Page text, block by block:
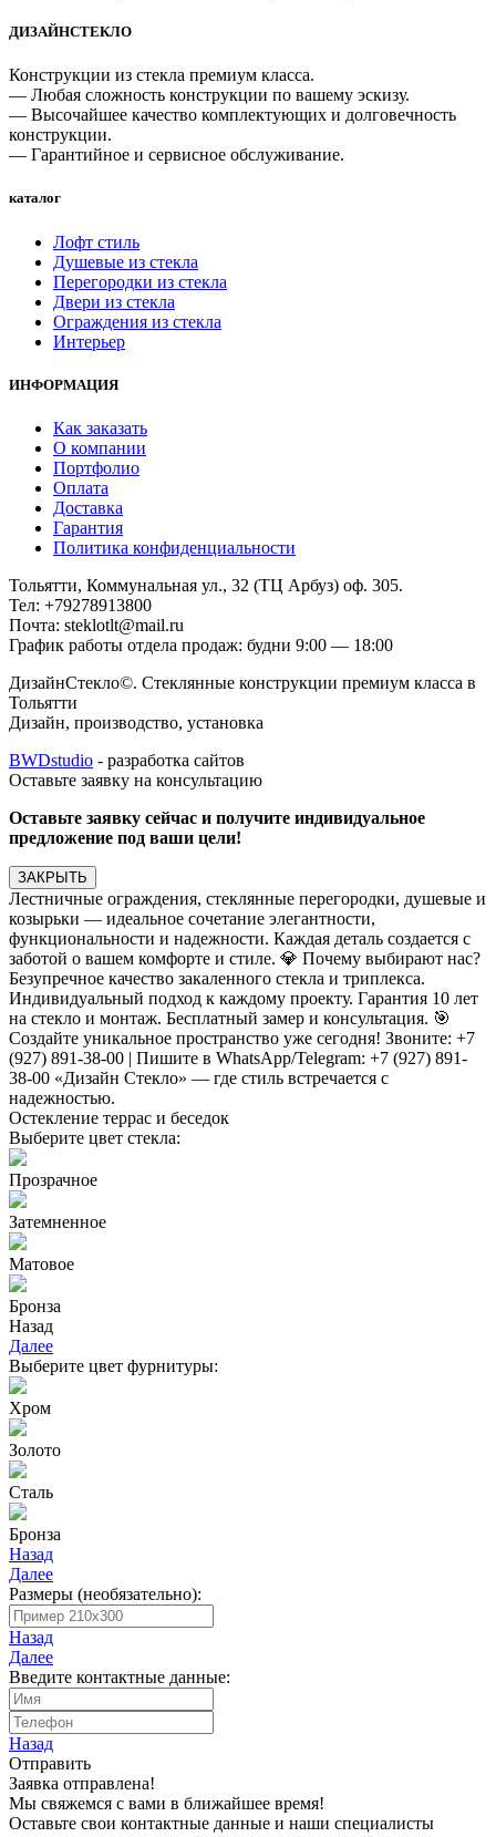
ДИЗАЙНСТЕКЛО
Конструкции из стекла премиум класса.
— Любая сложность конструкции по вашему эскизу.
— Высочайшее качество комплектующих и долговечность
конструкции.
— Гарантийное и сервисное обслуживание.
каталог
Лофт стиль
Душевые из стекла
Перегородки из стекла
Двери из стекла
Ограждения из стекла
Интерьер
ИНФОРМАЦИЯ
Как заказать
О компании
Портфолио
Оплата
Доставка
Гарантия
Политика конфиденциальности
Тольятти, Коммунальная ул., 32 (ТЦ Арбуз) оф. 305.
Тел: +79278913800
Почта: steklotlt@mail.ru
График работы отдела продаж: будни 9:00 — 18:00
ДизайнСтекло©. Стеклянные конструкции премиум класса в
Тольятти
Дизайн, производство, установка
BWDstudio - разработка сайтов
Оставьте заявку на консультацию
Оставьте заявку сейчас и получите индивидуальное
предложение под ваши цели!
ЗАКРЫТЬ
Лестничные ограждения, стеклянные перегородки, душевые и
козырьки — идеальное сочетание элегантности,
функциональности и надежности. Каждая деталь создается с
заботой о вашем комфорте и стиле. 💎 Почему выбирают нас?
Безупречное качество закаленного стекла и триплекса.
Индивидуальный подход к каждому проекту. Гарантия 10 лет
на стекло и монтаж. Бесплатный замер и консультация. 🎯
Создайте уникальное пространство уже сегодня! Звоните: +7
(927) 891-38-00 | Пишите в WhatsApp/Telegram: +7 (927) 891-
38-00 «Дизайн Стекло» — где стиль встречается с
надежностью.
Остекление террас и беседок
Выберите цвет стекла:
Прозрачное
Затемненное
Матовое
Бронза
Назад
Далее
Выберите цвет фурнитуры:
Хром
Золото
Сталь
Бронза
Назад
Далее
Размеры (необязательно):
Назад
Далее
Введите контактные данные:
Назад
Отправить
Заявка отправлена!
Мы свяжемся с вами в ближайшее время!
Оставьте свои контактные данные и наши специалисты